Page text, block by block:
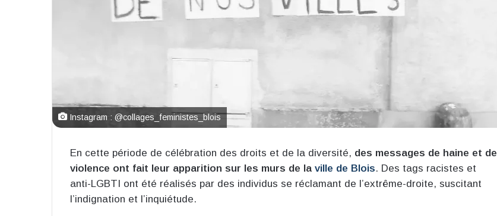
Instagram : @collages_feministes_blois
En cette période de célébration des droits et de la diversité, des messages de haine et de
violence ont fait leur apparition sur les murs de la ville de Blois. Des tags racistes et
anti-LGBTI ont été réalisés par des individus se réclamant de l’extrême-droite, suscitant
l’indignation et l’inquiétude.